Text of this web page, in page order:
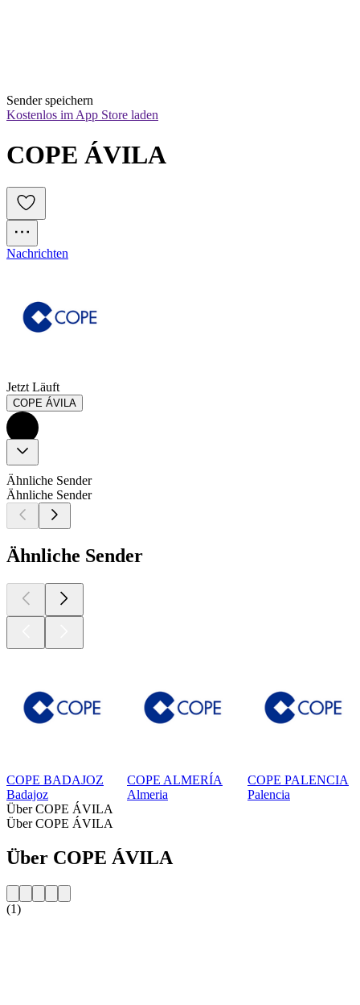
Sender speichern
Kostenlos im App Store laden
COPE ÁVILA
Nachrichten
Jetzt Läuft
COPE ÁVILA
Ähnliche Sender
Ähnliche Sender
Ähnliche Sender
COPE BADAJOZ
Badajoz
COPE ALMERÍA
Almeria
COPE PALENCIA
Palencia
Über COPE ÁVILA
Über COPE ÁVILA
Über COPE ÁVILA
(1)